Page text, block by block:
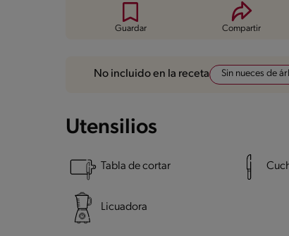
Guardar Compartir
No incluido en la receta Sin nueces de
Utensilios
Tabla de cortar
Licuadora